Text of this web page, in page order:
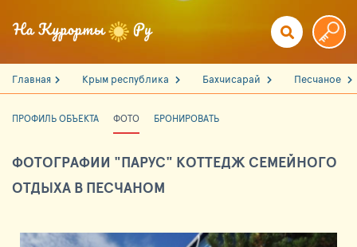
Главная Крым республика Бахчисарай Песчаное
ПРОФИЛЬ ОБЪЕКТА ФОТО БРОНИРОВАТЬ
ФОТОГРАФИИ "ПАРУС" КОТТЕДЖ СЕМЕЙНОГО
ОТДЫХА В ПЕСЧАНОМ